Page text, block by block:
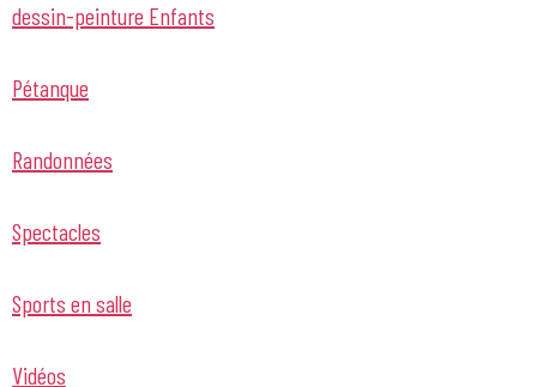
dessin-peinture Enfants
Pétanque
Randonnées
Spectacles
Sports en salle
Vidéos